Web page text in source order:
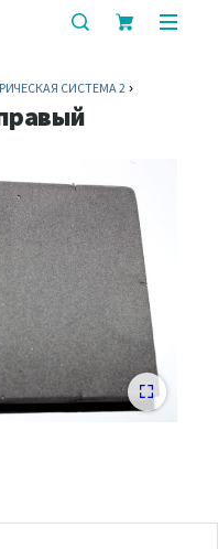
показать
строку
поиска
СИСТЕМА 2